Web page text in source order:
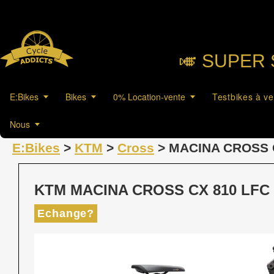
🎺︎ SUPER
E:Bikes Bikes 0% Location-vente Testbikes à
Nous
E:Bikes > KTM > Cross > MACINA CROSS
KTM MACINA CROSS CX 810 LFC
Echange?